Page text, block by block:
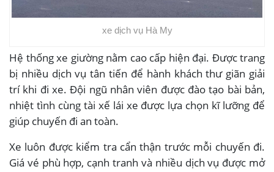
xe dịch vụ Hà My
Hệ thống xe giường nằm cao cấp hiện đại. Được trang
bị nhiều dịch vụ tân tiến để hành khách thư giãn giải
trí khi đi xe. Đội ngũ nhân viên được đào tạo bài bản,
nhiệt tình cùng tài xế lái xe được lựa chọn kĩ lưỡng để
giúp chuyến đi an toàn.
Xe luôn được kiểm tra cẩn thận trước mỗi chuyến đi.
Giá vé phù hợp, cạnh tranh và nhiều dịch vụ được mở